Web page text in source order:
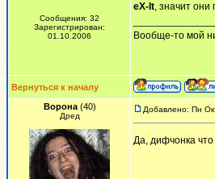
Сообщения: 32
Зарегистрирован:
01.10.2006
eX-It, значит они
Вообще-то мой
Вернуться к началу
Ворона(40)
Дред
Добавлено: Пн
Да, дифчонка